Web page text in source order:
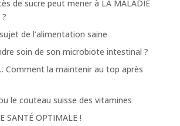
de sucre peut mener à LA MALADIE
de l’alimentation saine
soin de son microbiote intestinal ?
Comment la maintenir au top après
le couteau suisse des vitamines
SANTÉ OPTIMALE !